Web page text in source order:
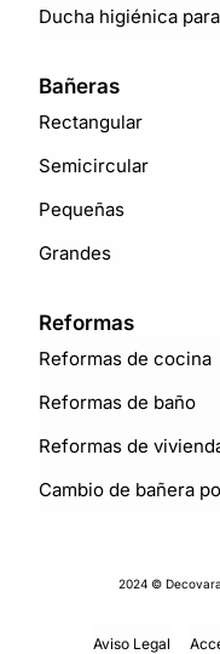
Ducha higiénica
Bañeras
Rectangular
Semicircular
Pequeñas
Grandes
Reformas
Reformas de cocina
Reformas de baño
Reformas de
Cambio de bañera
Aviso Legal
2024 ©